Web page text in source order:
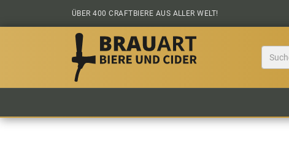
Zum Inhalt springen
ÜBER 400 CRAFTBIERE AUS ALLER WELT!